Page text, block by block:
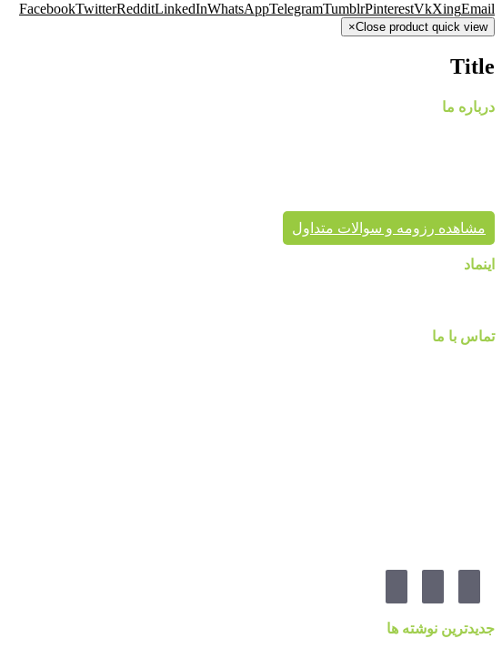
FacebookTwitterRedditLinkedInWhatsAppTelegramTumblrPinterestVkXingEmail
Close product quick view
×
Title
درباره ما
مشاهده رزومه و سوالات متداول
اینماد
تماس با ما
جدیدترین نوشته ها